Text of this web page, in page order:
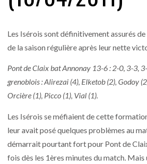
Les Isérois sont définitivement assurés
de la saison régulière après leur nette
Pont de Claix bat Annonay 13-6 : 2-0, 3-3,
grenoblois : Alirezai (4), Elketob (2), Godoy
Orcière (1), Picco (1), Vial (1).
Les Isérois se méfiaient de cette
leur avait posé quelques problèmes au
démarrait pourtant fort pour Pont de
fois dès les 1ères minutes du match.